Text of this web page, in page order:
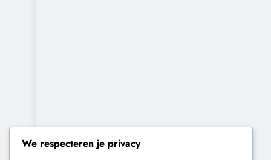
We respecteren je privacy